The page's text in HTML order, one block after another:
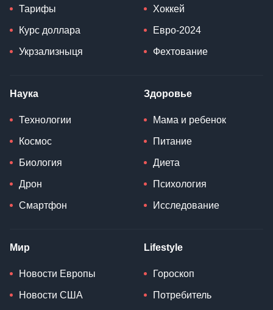
Тарифы
Курс доллара
Укрзализныця
Хоккей
Евро-2024
Фехтование
Наука
Технологии
Космос
Биология
Дрон
Смартфон
Здоровье
Мама и ребенок
Питание
Диета
Психология
Исследование
Мир
Новости Европы
Новости США
Lifestyle
Гороскоп
Потребитель